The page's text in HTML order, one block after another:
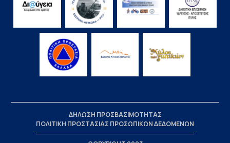
ΔΗΛΩΣΗ ΠΡΟΣΒΑΣΙΜΟΤΗΤΑΣ
ΠΟΛΙΤΙΚΗ ΠΡΟΣΤΑΣΙΑΣ ΠΡΟΣΩΠΙΚΩΝ ΔΕΔΟΜΕΝΩΝ